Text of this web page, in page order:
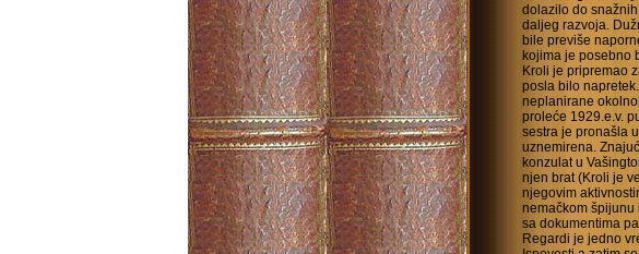
dolazilo do
daljeg razvoja.
bile previše
kojima je posebno
Kroli je pripremao
posla bilo
neplanirane
proleće 1929.e.v.
sestra je pronašla
uznemirena.
konzulat u
njen brat (Kroli je
njegovim
nemačkom špijunu
sa dokumentima
Regardi je jedno